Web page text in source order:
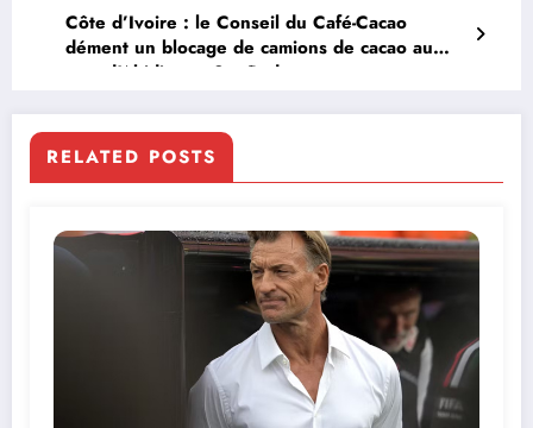
Côte d’Ivoire : le Conseil du Café-Cacao
dément un blocage de camions de cacao au
port d’Abidjan et San-Pedro
RELATED POSTS